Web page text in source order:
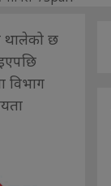
थालेको छ
विभाग